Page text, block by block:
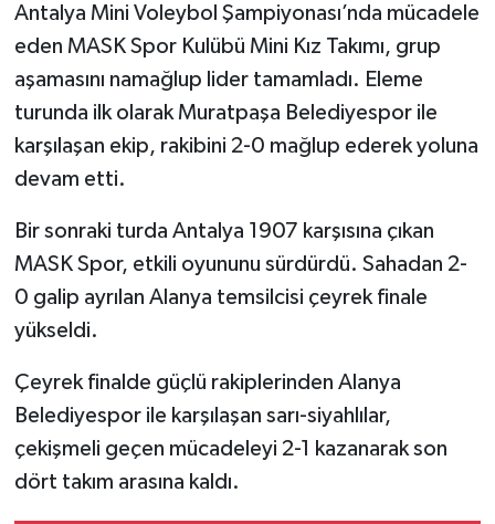
Antalya Mini Voleybol Şampiyonası’nda mücadele
eden MASK Spor Kulübü Mini Kız Takımı, grup
aşamasını namağlup lider tamamladı. Eleme
turunda ilk olarak Muratpaşa Belediyespor ile
karşılaşan ekip, rakibini 2-0 mağlup ederek yoluna
devam etti.
Bir sonraki turda Antalya 1907 karşısına çıkan
MASK Spor, etkili oyununu sürdürdü. Sahadan 2-
0 galip ayrılan Alanya temsilcisi çeyrek finale
yükseldi.
Çeyrek finalde güçlü rakiplerinden Alanya
Belediyespor ile karşılaşan sarı-siyahlılar,
çekişmeli geçen mücadeleyi 2-1 kazanarak son
dört takım arasına kaldı.